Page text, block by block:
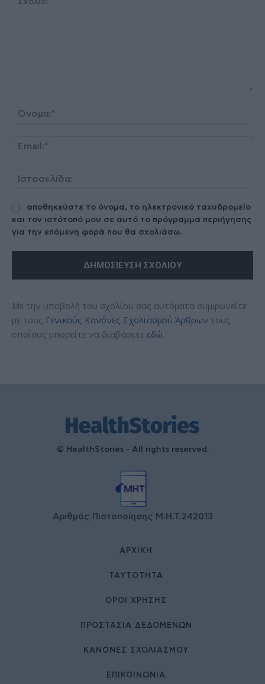
αποθηκεύστε το όνομα, το ηλεκτρονικό ταχυδρομείο
και τον ιστότοπό μου σε αυτό το πρόγραμμα περιήγησης
για την επόμενη φορά που θα σχολιάσω.
Με την υποβολή του σχολίου σας αυτόματα συμφωνείτε
με τους Γενικούς Κανόνες Σχολιασμού Άρθρων τους
οποίους μπορείτε να διαβάσετε εδώ.
© HealthStories - All rights reserved.
Αριθμός Πιστοποίησης Μ.Η.Τ.242013
ΑΡΧΙΚΉ
ΤΑΥΤΌΤΗΤΑ
ΌΡΟΙ ΧΡΉΣΗΣ
ΠΡΟΣΤΑΣΙΑ ΔΕΔΟΜΕΝΩΝ
ΚΑΝΟΝΕΣ ΣΧΟΛΙΑΣΜΟΥ
ΕΠΙΚΟΙΝΩΝΊΑ